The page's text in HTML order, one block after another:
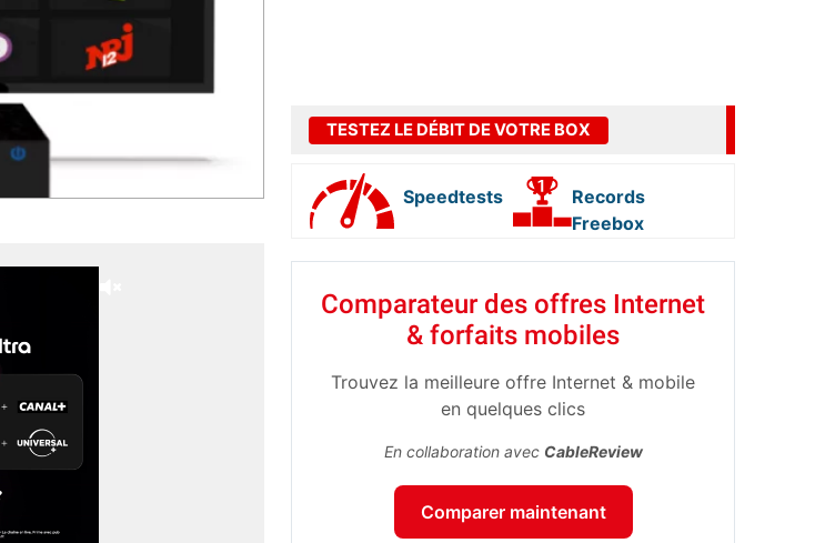
TESTEZ LE DÉBIT DE VOTRE BOX
Speedtests
Records
Freebox
Comparateur des offres Internet
& forfaits mobiles
Trouvez la meilleure offre Internet & mobile
en quelques clics
En collaboration avec CableReview
Comparer maintenant